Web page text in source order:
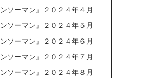
ンソーマン』２０２４年４月
ンソーマン』２０２４年５月
ンソーマン』２０２４年６月
ンソーマン』２０２４年７月
ンソーマン』２０２４年８月